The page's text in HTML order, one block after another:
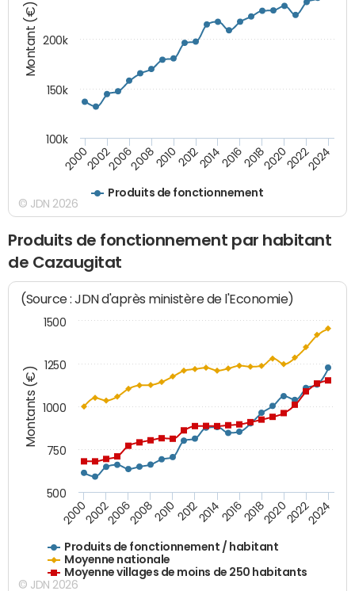
Montant (€)
Produits de fonctionnement
200020022006200820102012201420162018202020222024
100k
150k
200k
© JDN 2026
Produits de fonctionnement par habitant
de Cazaugitat
Montants (€)
(Source : JDN d'après ministère de l'Economie)
Produits de fonctionnement / habitant
Moyenne nationale
Moyenne villages de moins de 250 habitants
200020022006200820102012201420162018202020222024
500
750
1000
1250
1500
© JDN 2026